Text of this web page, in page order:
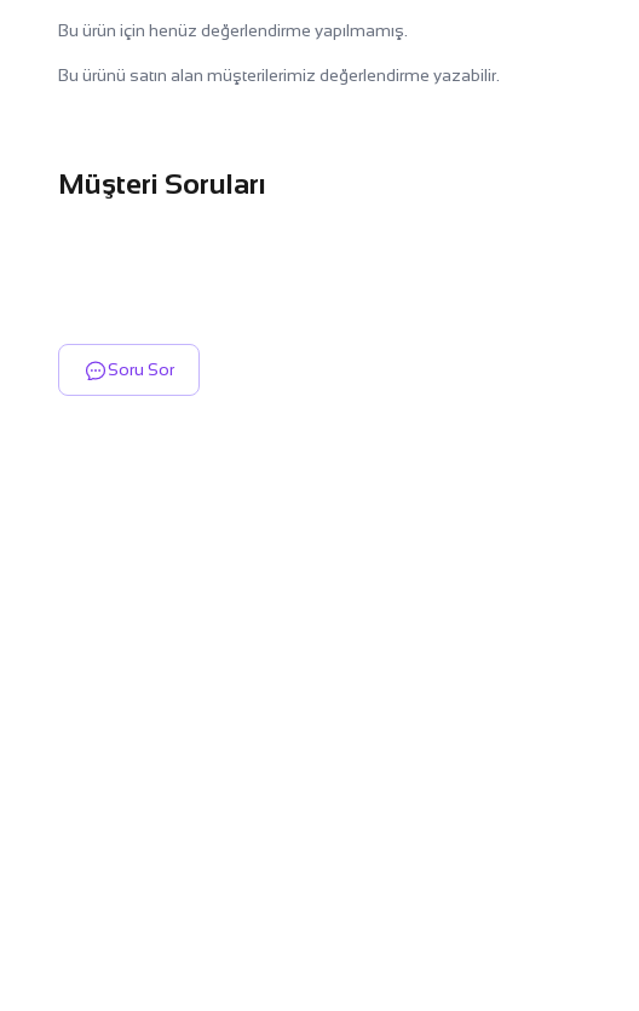
Bu ürün için henüz değerlendirme yapılmamış.
Bu ürünü satın alan müşterilerimiz değerlendirme yazabilir.
Müşteri Soruları
Soru Sor